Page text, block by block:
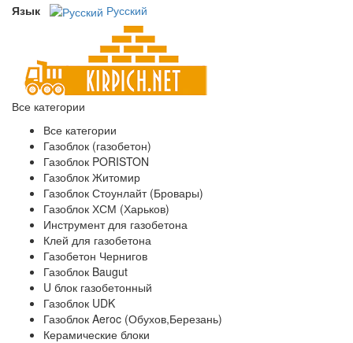
Язык Русский
Все категории
Все категории
Газоблок (газобетон)
Газоблок PORISTON
Газоблок Житомир
Газоблок Стоунлайт (Бровары)
Газоблок ХСМ (Харьков)
Инструмент для газобетона
Клей для газобетона
Газобетон Чернигов
Газоблок Baugut
U блок газобетонный
Газоблок UDK
Газоблок Aeroc (Обухов,Березань)
Керамические блоки